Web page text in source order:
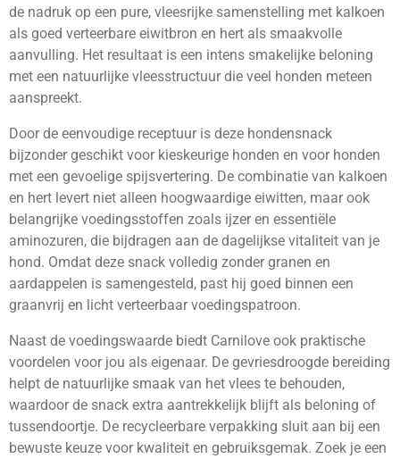
de nadruk op een pure, vleesrijke samenstelling met kalkoen
als goed verteerbare eiwitbron en hert als smaakvolle
aanvulling. Het resultaat is een intens smakelijke beloning
met een natuurlijke vleesstructuur die veel honden meteen
aanspreekt.
Door de eenvoudige receptuur is deze hondensnack
bijzonder geschikt voor kieskeurige honden en voor honden
met een gevoelige spijsvertering. De combinatie van kalkoen
en hert levert niet alleen hoogwaardige eiwitten, maar ook
belangrijke voedingsstoffen zoals ijzer en essentiële
aminozuren, die bijdragen aan de dagelijkse vitaliteit van je
hond. Omdat deze snack volledig zonder granen en
aardappelen is samengesteld, past hij goed binnen een
graanvrij en licht verteerbaar voedingspatroon.
Naast de voedingswaarde biedt Carnilove ook praktische
voordelen voor jou als eigenaar. De gevriesdroogde bereiding
helpt de natuurlijke smaak van het vlees te behouden,
waardoor de snack extra aantrekkelijk blijft als beloning of
tussendoortje. De recycleerbare verpakking sluit aan bij een
bewuste keuze voor kwaliteit en gebruiksgemak. Zoek je een